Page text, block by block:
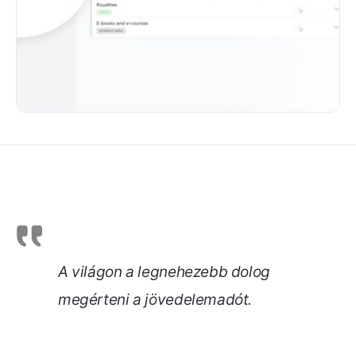
A világon a legnehezebb dolog
megérteni a jövedelemadót.